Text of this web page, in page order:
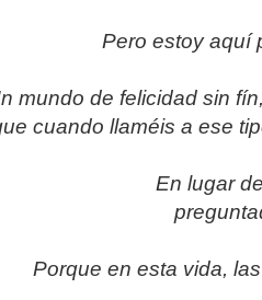
Pero estoy aquí
mundo de felicidad sin
cuando llaméis a ese
En lugar
Porque en esta vida,